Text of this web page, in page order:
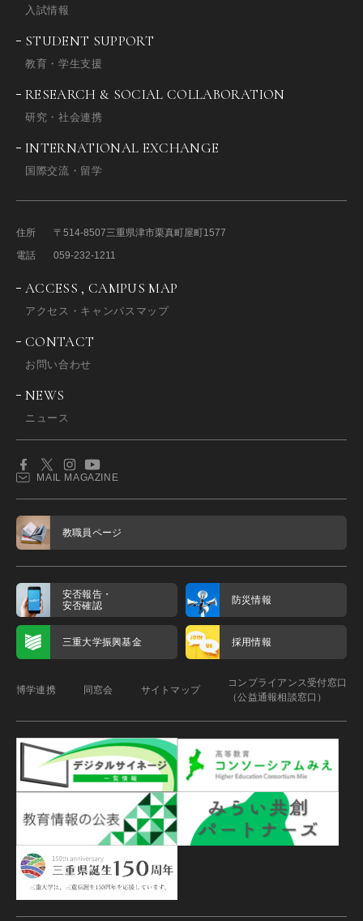
入試情報
STUDENT SUPPORT
教育・学生支援
RESEARCH & SOCIAL COLLABORATION
研究・社会連携
INTERNATIONAL EXCHANGE
国際交流・留学
住所 〒514-8507三重県津市栗真町屋町1577
電話
059-232-1211
ACCESS , CAMPUS MAP
アクセス・キャンパスマップ
CONTACT
お問い合わせ
NEWS
ニュース
MAIL MAGAZINE
教職員ページ
安否報告・
安否確認
防災情報
三重大学振興基金 採用情報
博学連携 同窓会 サイトマップ
コンプライアンス受付窓口
（公益通報相談窓口）